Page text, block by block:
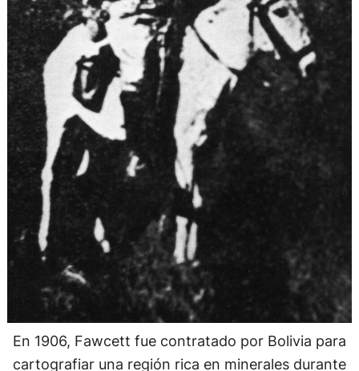
En 1906, Fawcett fue contratado por Bolivia para
cartografiar una región rica en minerales durante